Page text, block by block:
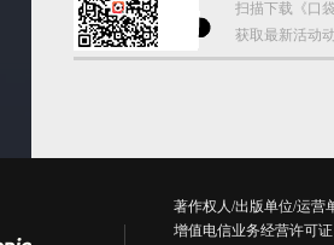
扫描下载《口
获取最新活动
著作权人/出版单位/运营
增值电信业务经营许可